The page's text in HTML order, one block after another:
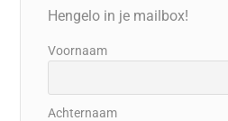
Hengelo in je mailbox!
Voornaam
Achternaam